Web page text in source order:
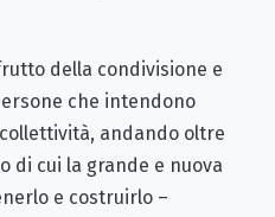
della condivisione e
che intendono
andando oltre
di cui la grande e nuova
e costruirlo –